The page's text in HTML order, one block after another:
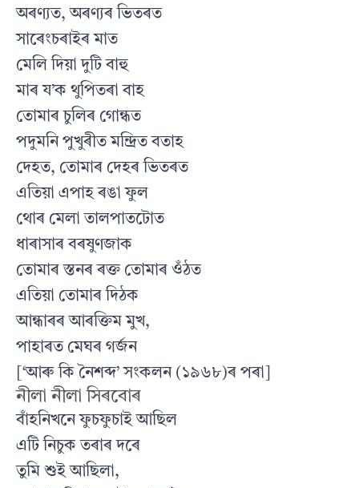
অৰণ্যত, অৰণ্যৰ ভিতৰত
সাৰেংচৰাইৰ মাত
মেলি দিয়া দুটি বাহু
মাৰ য’ক থুপিতৰা বাহ
তোমাৰ চুলিৰ গোন্ধত
পদুমনি পুখুৰীত মন্দ্রিত বতাহ
দেহত, তোমাৰ দেহৰ ভিতৰত
এতিয়া এপাহ ৰঙা ফুল
থোৰ মেলা তালপাতটোত
ধাৰাসাৰ বৰষুণজাক
তোমাৰ স্তনৰ ৰক্ত তোমাৰ ওঁঠত
এতিয়া তোমাৰ দিঠক
আন্ধাৰৰ আৰক্তিম মুখ,
পাহাৰত মেঘৰ গর্জন
[‘আৰু কি নৈশব্দ’ সংকলন (১৯৬৮)ৰ পৰা]
নীলা নীলা সিৰবোৰ
বাঁহনিখনে ফুচফুচাই আছিল
এটি নিচুক তৰাৰ দৰে
তুমি শুই আছিলা,